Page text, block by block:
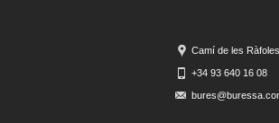
Camí de les
+34 93 640 16 08